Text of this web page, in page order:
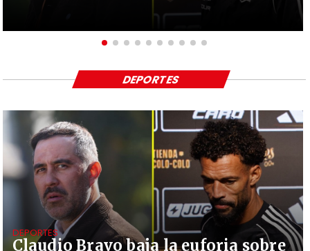
Claudio Bravo baja la euforia sobre
DEPORTES
DEPORTES